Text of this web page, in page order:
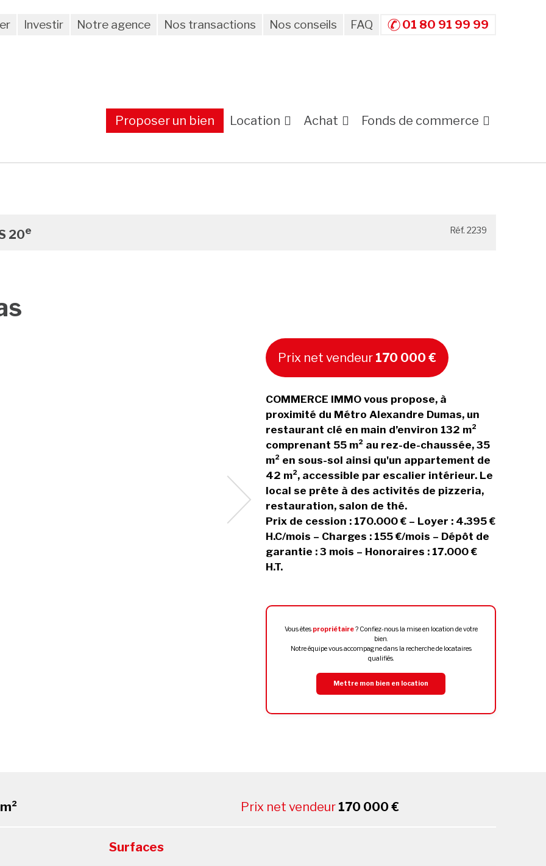
Investir Notre agence Nos transactions Nos conseils FAQ 01 80 91 99 99
Proposer un bien Location Achat Fonds de commerce
20e Réf. 2239
Prix net vendeur 170 000 €
COMMERCE IMMO vous propose, à
proximité du Métro Alexandre Dumas, un
restaurant clé en main d’environ 132 m²
comprenant 55 m² au rez-de-chaussée, 35
m² en sous-sol ainsi qu'un appartement de
42 m², accessible par escalier intérieur. Le
local se prête à des activités de pizzeria,
restauration, salon de thé.
Prix de cession : 170.000 € – Loyer : 4.395 €
H.C/mois – Charges : 155 €/mois – Dépôt de
garantie : 3 mois – Honoraires : 17.000 €
H.T.
Vous êtes propriétaire? Confiez-nous la mise en location de votre
bien.
Notre équipe vous accompagne dans la recherche de locataires
qualifiés.
Mettre mon bien en location
Prix net vendeur 170 000 €
Surfaces